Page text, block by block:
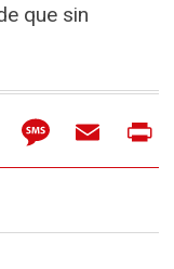
que sin
WhatsAppMessageEmail